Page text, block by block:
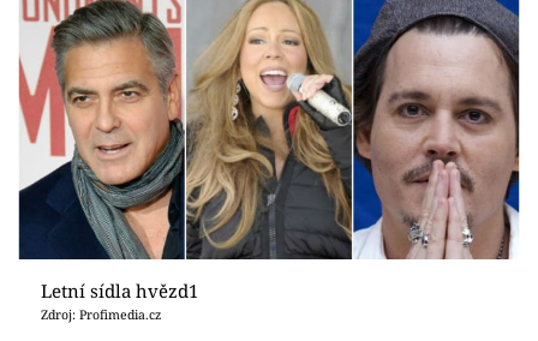
Zahrada
Design
Sledujte prima+
Přihlášení
Sledujte nás
Letní sídla hvězd1
Zdroj: Profimedia.cz